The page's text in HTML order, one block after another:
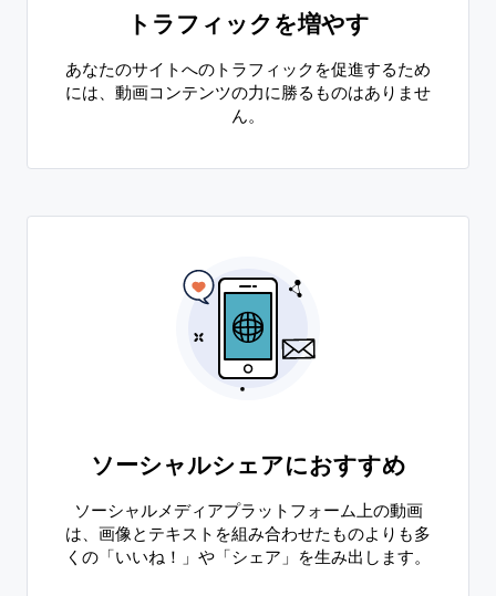
トラフィックを増やす
あなたのサイトへのトラフィックを促進するため
には、動画コンテンツの力に勝るものはありませ
ん。
ソーシャルシェアにおすすめ
ソーシャルメディアプラットフォーム上の動画
は、画像とテキストを組み合わせたものよりも多
くの「いいね！」や「シェア」を生み出します。